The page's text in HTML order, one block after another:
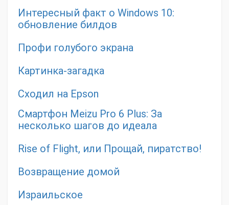
Интересный факт о Windows 10:
обновление билдов
Профи голубого экрана
Картинка-загадка
Сходил на Epson
Смартфон Meizu Pro 6 Plus: За
несколько шагов до идеала
Rise of Flight, или Прощай, пиратство!
Возвращение домой
Израильское